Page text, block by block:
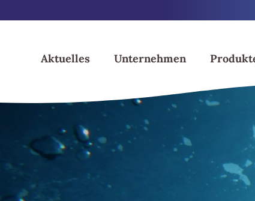
to
Aktuelles Unternehmen